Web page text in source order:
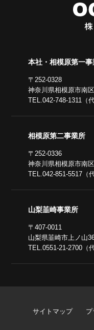
本社・相模原第一事
〒252-0328
神奈川県相模原市南
TEL.042-748-1311（代
相模原第二事業所
〒252-0336
神奈川県相模原市南
TEL.042-851-5517（代
山梨韮崎事業所
〒407-0011
山梨県韮崎市上ノ山
TEL.0551-21-2700（代
サイトマップ